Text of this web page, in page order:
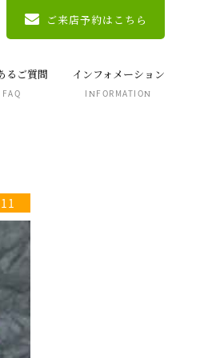
ご来店予約はこちら
るご質問
FAQ
インフォメーション
INFORMATION